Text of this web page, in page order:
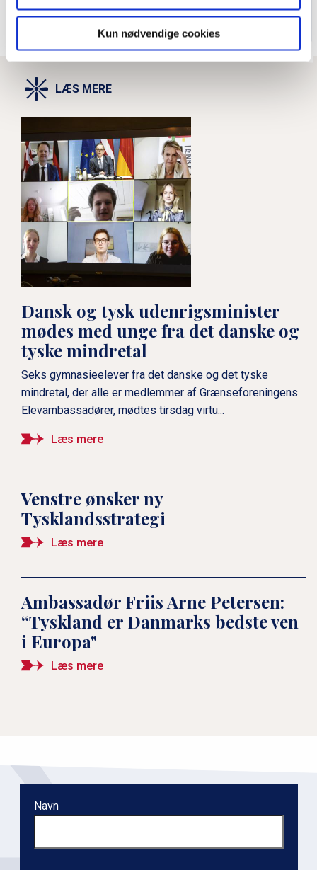
Kun nødvendige cookies
LÆS MERE
Dansk og tysk udenrigsminister
mødes med unge fra det danske og
tyske mindretal
Seks gymnasieelever fra det danske og det tyske
mindretal, der alle er medlemmer af Grænseforeningens
Elevambassadører, mødtes tirsdag virtu...
Læs mere
Venstre ønsker ny
Tysklandsstrategi
Læs mere
Ambassadør Friis Arne Petersen:
“Tyskland er Danmarks bedste ven
i Europa"
Læs mere
Navn